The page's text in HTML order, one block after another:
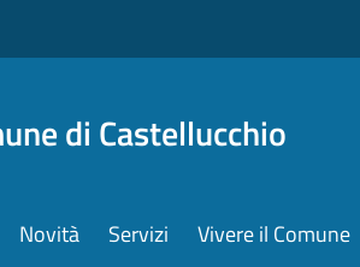
di Castellucchio
Novità Servizi Vivere il Comune